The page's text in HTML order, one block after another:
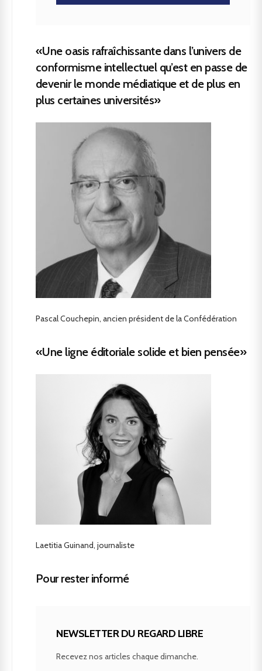
«Une oasis rafraîchissante dans l’univers de
conformisme intellectuel qu’est en passe de
devenir le monde médiatique et de plus en
plus certaines universités»
Pascal Couchepin, ancien président de la Confédération
«Une ligne éditoriale solide et bien pensée»
Laetitia Guinand, journaliste
Pour rester informé
NEWSLETTER DU REGARD LIBRE
Recevez nos articles chaque dimanche.